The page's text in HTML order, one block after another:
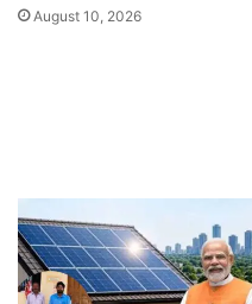
August 10, 2026